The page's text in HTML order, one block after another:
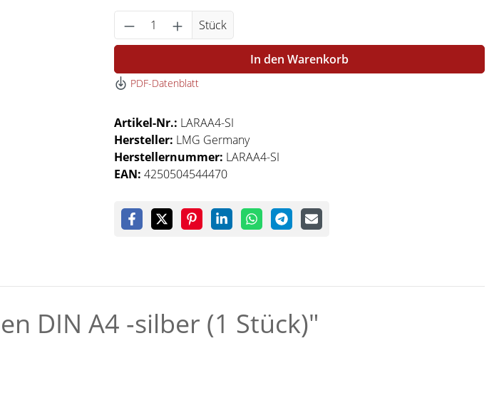
Produkt Anzahl: Gib den gewünschten Wert ein
Stück
In den Warenkorb
PDF-Datenblatt
Artikel-Nr.: LARAA4-SI
Hersteller: LMG Germany
Herstellernummer: LARAA4-SI
EAN: 4250504544470
DIN A4 -silber (1 Stück)"